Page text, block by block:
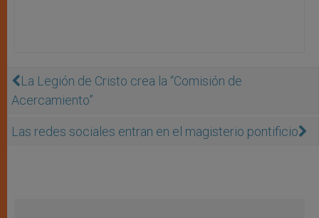
La Legión de Cristo crea la “Comisión de
Acercamiento”
Las redes sociales entran en el magisterio pontificio